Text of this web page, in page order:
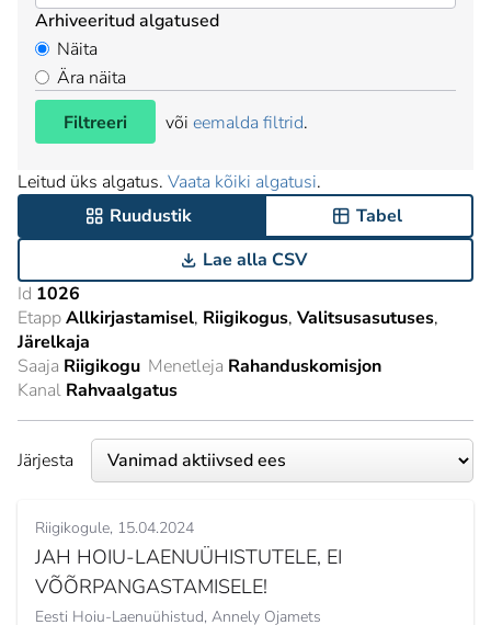
Arhiveeritud algatused
Näita
Ära näita
Filtreeri
või eemalda filtrid.
Leitud üks algatus. Vaata kõiki algatusi.
Ruudustik
Tabel
Lae alla CSV
Id 1026
EtappAllkirjastamisel Riigikogus Valitsusasutuses
Järelkaja
Saaja Riigikogu Menetleja Rahanduskomisjon
Kanal Rahvaalgatus
Järjesta
Riigikogule 15.04.2024
JAH HOIU-LAENUÜHISTUTELE, EI
VÕÕRPANGASTAMISELE!
Eesti Hoiu-Laenuühistud, Annely Ojamets